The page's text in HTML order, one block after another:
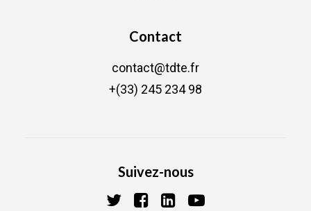
Contact
contact@tdte.fr
+(33) 245 234 98
Suivez-nous